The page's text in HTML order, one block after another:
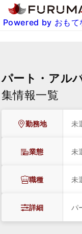
Powered by おもて
パート・アル
集情報一覧
勤務地 未
業態 未
職種 未
詳細 パ